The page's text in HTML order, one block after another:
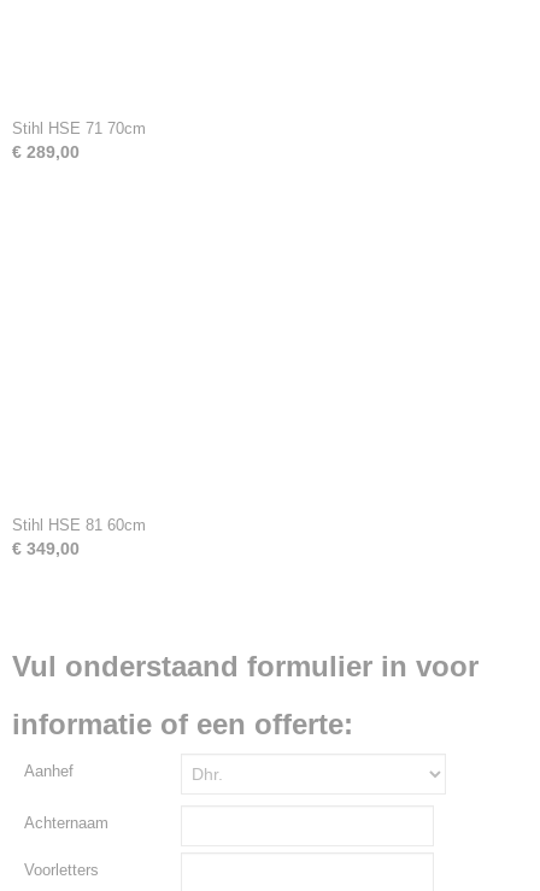
Stihl HSE 71 70cm
€ 289,00
Stihl HSE 81 60cm
€ 349,00
Vul onderstaand formulier in voor
informatie of een offerte:
Aanhef
Achternaam
Voorletters